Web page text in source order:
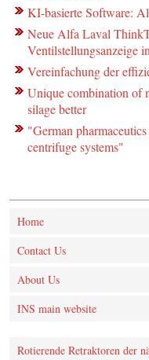
KI-basierte Software:
Neue Alfa Laval
Ventilstellungsanzeige
Vereinfachung der
Unique combination of
silage better
"German
centrifuge systems"
Home
Contact Us
About Us
INS main website
Rotierende Retraktoren der